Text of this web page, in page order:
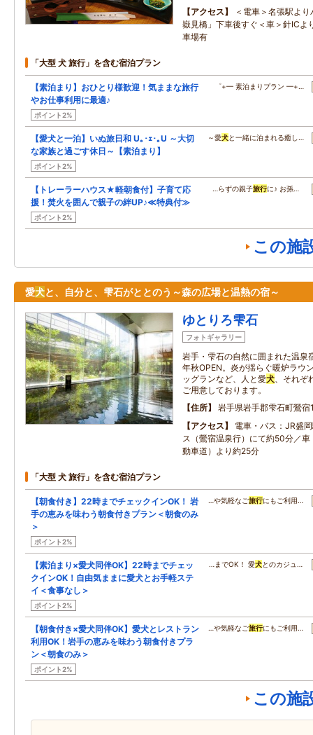
アクセス
＜電車＞名張駅よ
嶽見橋」下車後すぐ＜車＞針ICよ
車場有
「大型 犬 旅行」を含む宿泊プラン
【素泊まり】おひとり様歓迎！気ままな旅行
やお仕事利用に最適♪
ポイント2%
゜+━ 素泊まりプラン ━+…
【愛犬と一泊】いぬ旅日和 U｡･ｪ･｡U ～大切
な家族と過ごす休日～【素泊まり】
ポイント2%
～愛犬と一緒に泊まれる癒し…
【トレーラーハウス★軽朝食付】子育て応
援！焚火を囲んで親子の絆UP♪≪特典付≫
ポイント2%
…らずの親子旅行に♪ お孫…
この施
愛犬と、自分と、雫石がととのう～森の広場と温熱の宿～
ゆとりろ雫石
フォトギャラリー
岩手・雫石の自然に囲まれた温泉
年秋OPEN。炎が揺らぐ暖炉ラウ
ッグランなど、人と愛犬、それぞ
ご用意しております。
住所
岩手県岩手郡雫石町鶯宿
アクセス
電車・バス：JR盛
ス（鶯宿温泉行）にて約50分／
動車道）より約25分
「大型 犬 旅行」を含む宿泊プラン
【朝食付き】22時までチェックインOK！ 岩
手の恵みを味わう朝食付きプラン＜朝食のみ
＞
ポイント2%
…や気軽なご旅行にもご利用…
【素泊まり×愛犬同伴OK】22時までチェッ
クインOK！自由気ままに愛犬とお手軽ステ
イ＜食事なし＞
ポイント2%
…までOK！ 愛犬とのカジュ…
【朝食付き×愛犬同伴OK】愛犬とレストラン
利用OK！岩手の恵みを味わう朝食付きプラ
ン＜朝食のみ＞
ポイント2%
…や気軽なご旅行にもご利用…
この施